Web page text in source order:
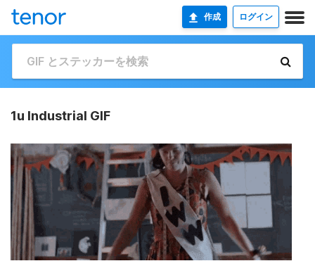
作成 ログイン
1u Industrial GIF